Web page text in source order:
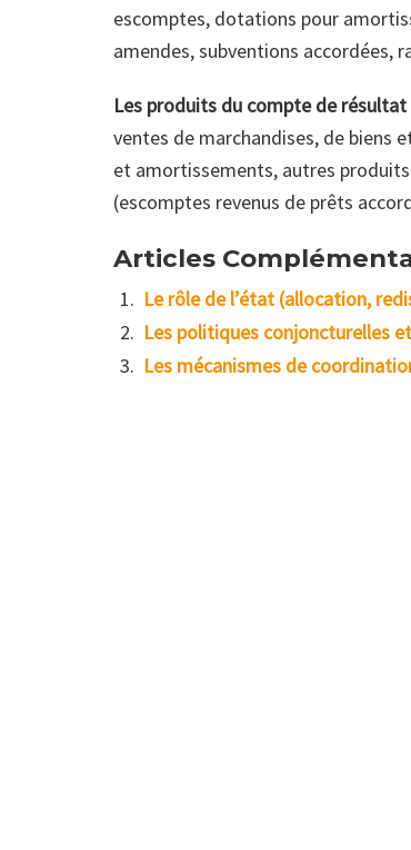
escomptes, dotations pour
amendes, subventions accordées,
Les produits du compte de résultat
ventes de marchandises, de biens
et amortissements, autres
(escomptes revenus de prêts
Articles
Le rôle de l’état (allocation,
Les politiques conjoncturelles
Les mécanismes de